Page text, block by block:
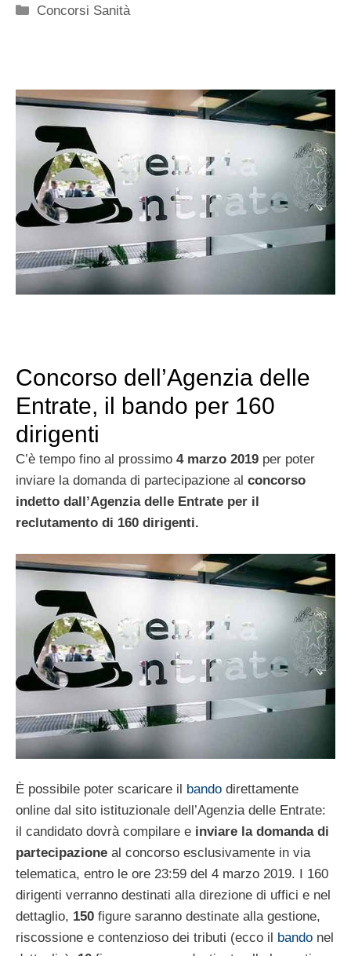
Categorie
Concorsi Sanità
Concorso dell’Agenzia delle
Entrate, il bando per 160
dirigenti
C’è tempo fino al prossimo 4 marzo 2019 per poter
inviare la domanda di partecipazione al concorso
indetto dall’Agenzia delle Entrate per il
reclutamento di 160 dirigenti.
È possibile poter scaricare il bando direttamente
online dal sito istituzionale dell’Agenzia delle Entrate:
il candidato dovrà compilare e inviare la domanda di
partecipazione al concorso esclusivamente in via
telematica, entro le ore 23:59 del 4 marzo 2019. I 160
dirigenti verranno destinati alla direzione di uffici e nel
dettaglio, 150 figure saranno destinate alla gestione,
riscossione e contenzioso dei tributi (ecco il
bando nel